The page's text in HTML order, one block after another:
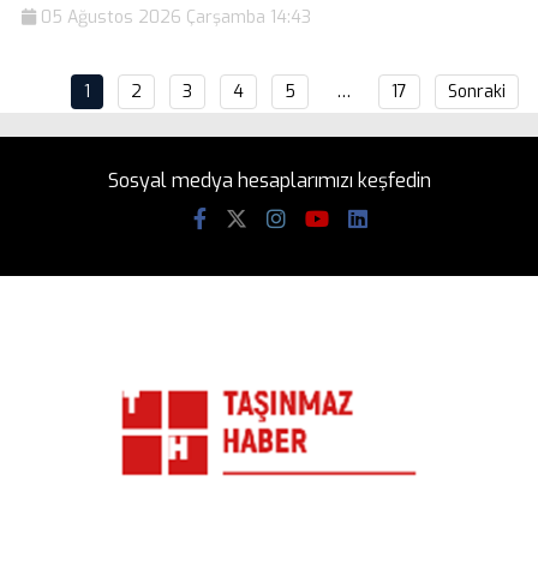
05 Ağustos 2026 Çarşamba 14:43
1 2 3 4 5 … 17 Sonraki
Sosyal medya hesaplarımızı keşfedin